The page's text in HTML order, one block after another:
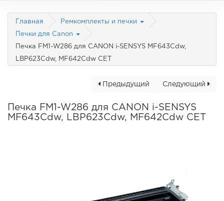
Главная Ремкомплекты и печки
Печки для Canon
Печка FM1-W286 для CANON i-SENSYS MF643Cdw,
LBP623Cdw, MF642Cdw CET
Следующий
Предыдущий
Печка FM1-W286 для CANON i-SENSYS
MF643Cdw, LBP623Cdw, MF642Cdw CET